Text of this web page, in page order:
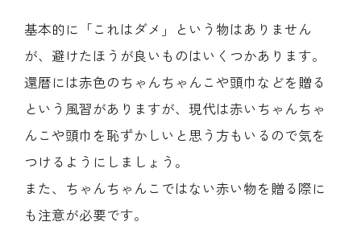
基本的に「これはダメ」という物はありません
が、避けたほうが良いものはいくつかあります。
還暦には赤色のちゃんちゃんこや頭巾などを贈る
という風習がありますが、現代は赤いちゃんちゃ
んこや頭巾を恥ずかしいと思う方もいるので気を
つけるようにしましょう。
また、ちゃんちゃんこではない赤い物を贈る際に
も注意が必要です。